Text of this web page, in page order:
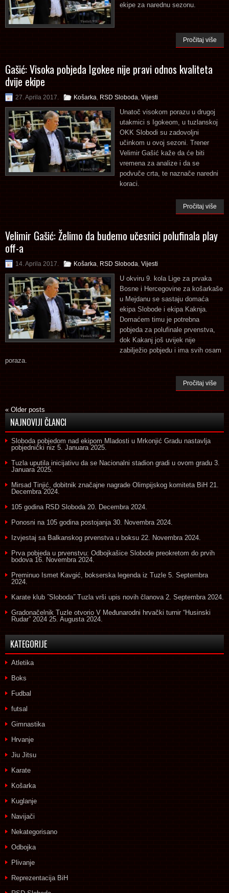
ekipe za narednu sezonu.
Pročitaj više
Gašić: Visoka pobjeda Igokee nije pravi odnos kvaliteta
dvije ekipe
27. Aprila 2017. Košarka RSD Sloboda Vijesti
Unatoč visokom porazu u drugoj
utakmici s Igokeom, u tuzlanskoj
OKK Slobodi su zadovoljni
učinkom u ovoj sezoni. Trener
Velimir Gašić kaže da će biti
vremena za analize i da se
podvuče crta, te naznače naredni
koraci.
Pročitaj više
Velimir Gašić: Želimo da budemo učesnici polufinala play
off-a
14. Aprila 2017. Košarka RSD Sloboda Vijesti
U okviru 9. kola Lige za prvaka
Bosne i Hercegovine za košarkaše
u Mejdanu se sastaju domaća
ekipa Slobode i ekipa Kaknja.
Domaćem timu je potrebna
pobjeda za polufinale prvenstva,
dok Kakanj još uvijek nije
zabilježio pobjedu i ima svih osam
poraza.
Pročitaj više
« Older posts
NAJNOVIJI ČLANCI
Sloboda pobjedom nad ekipom Mladosti u Mrkonjić Gradu nastavlja
pobjednički niz 5. Januara 2025.
Tuzla uputila inicijativu da se Nacionalni stadion gradi u ovom gradu 3.
Januara 2025.
Mirsad Tinjić, dobitnik značajne nagrade Olimpijskog komiteta BiH 21.
Decembra 2024.
105 godina RSD Sloboda 20. Decembra 2024.
Ponosni na 105 godina postojanja 30. Novembra 2024.
Izvjestaj sa Balkanskog prvenstva u boksu 22. Novembra 2024.
Prva pobjeda u prvenstvu: Odbojkašice Slobode preokretom do prvih
bodova 16. Novembra 2024.
Preminuo Ismet Kavgić, bokserska legenda iz Tuzle 5. Septembra
2024.
Karate klub ˝Sloboda˝ Tuzla vrši upis novih članova 2. Septembra 2024.
Gradonačelnik Tuzle otvorio V Međunarodni hrvački turnir “Husinski
Rudar” 2024 25. Augusta 2024.
KATEGORIJE
Atletika
Boks
Fudbal
futsal
Gimnastika
Hrvanje
Jiu Jitsu
Karate
Košarka
Kuglanje
Navijači
Nekategorisano
Odbojka
Plivanje
Reprezentacija BiH